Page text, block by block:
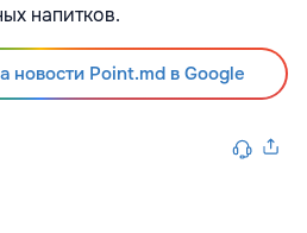
напитков.
новости Point.md в Google